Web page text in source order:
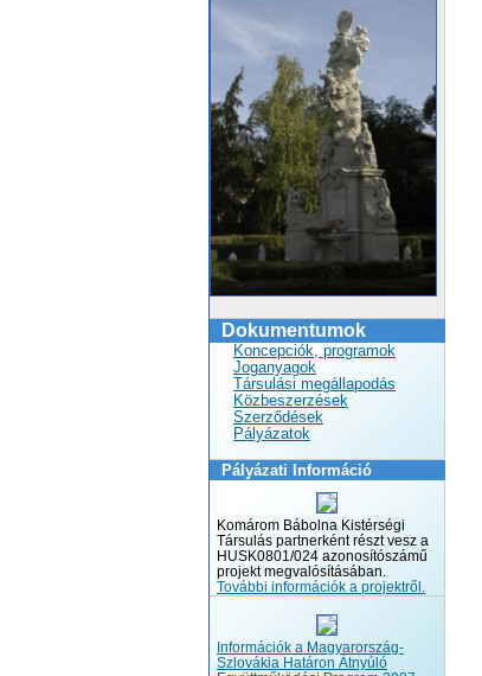
Dokumentumok
Koncepciók, programok
Joganyagok
Társulási megállapodás
Közbeszerzések
Szerződések
Pályázatok
Pályázati Információ
Komárom Bábolna Kistérségi
Társulás partnerként részt vesz a
HUSK0801/024 azonosítószámű
projekt megvalósításában.
További információk a projektről.
Információk a Magyarország-
Szlovákia Határon Átnyúló